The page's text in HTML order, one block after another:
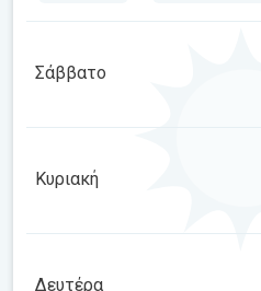
Σάββατο
1
08:00
11 h 06:07
Κυριακή
Δευτέρα